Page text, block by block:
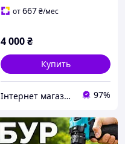
сталь, эффективное
стружки
от667₴/мес
4 000₴
Купить
Інтернет магазин товарів для риболовлі Fishermen 97%